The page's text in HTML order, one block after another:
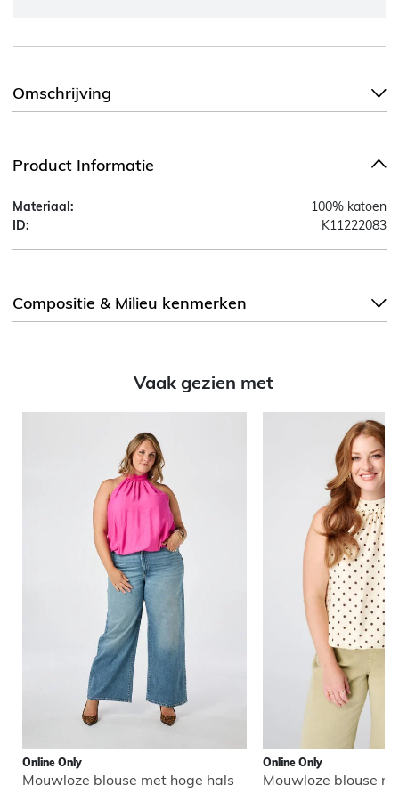
Omschrijving
Product Informatie
Materiaal:
100% katoen
ID:
K11222083
Compositie & Milieu kenmerken
Vaak gezien met
Online Only
Mouwloze blouse met hoge hals
Online Only
Mouwloze blouse